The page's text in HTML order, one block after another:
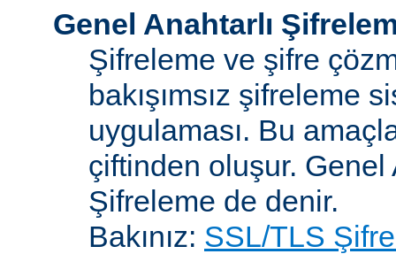
Genel Anahtarlı
Şifreleme ve şifre
bakışımsız şifreleme
uygulaması. Bu
çiftinden oluşur. Genel
Şifreleme de denir.
Bakınız: SSL/TLS